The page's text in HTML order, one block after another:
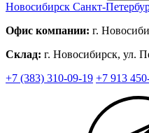
Новосибирск Санкт-
Офис компании: г.
Склад: г. Новосибирск, ул.
+7 (383) 310-09-19 +7 913